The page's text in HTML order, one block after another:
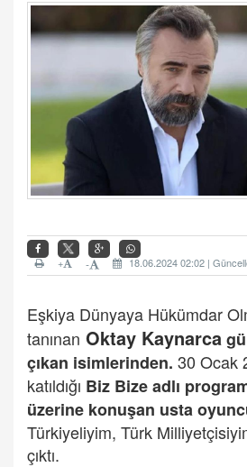
18.06.2024 02:02 |
-
+
Eşkiya Dünyaya Hükümdar
tanınan Oktay Kaynarca
çıkan isimlerinden. 30 Ocak
katıldığı Biz Bize adlı
üzerine konuşan usta
Türkiyeliyim, Türk
çıktı.